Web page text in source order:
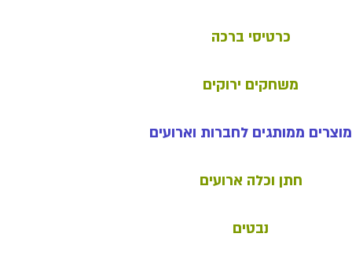
כרטיסי ברכה
משחקים ירוקים
מוצרים ממותגים לחברות וארועים
חתן וכלה ארועים
נבטים